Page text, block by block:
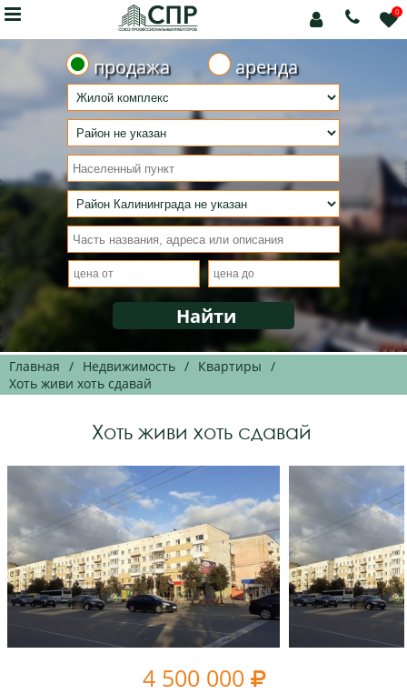
 0


продажа аренда
Главная / Недвижимость / Квартиры /
Хоть живи хоть сдавай
Хоть живи хоть сдавай
4 500 000 